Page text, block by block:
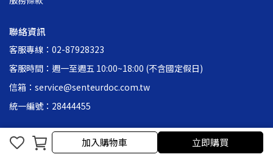
加入購物車 立即購買
聯絡資訊
客服專線：02-87928323
客服時間：週一至週五 10:00~18:00 (不含國定假日)
信箱：service@senteurdoc.com.tw
統一編號：28444455